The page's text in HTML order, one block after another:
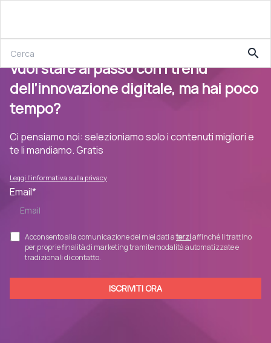
search
Vuoi stare al passo con i trend
dell’innovazione digitale, ma hai poco
tempo?
Ci pensiamo noi: selezioniamo solo i contenuti migliori e
te li mandiamo. Gratis
Leggi l'informativa sulla privacy
Email*
Acconsento alla comunicazione dei miei dati aterziaffinché li trattino
per proprie finalità di marketing tramite modalità automatizzate e
tradizionali di contatto.